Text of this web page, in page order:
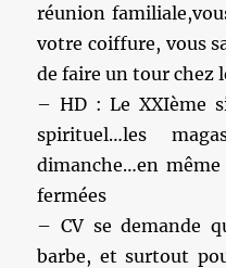
réunion
votre coiffure, vous
de faire un tour chez
– HD : Le XXIème
spirituel…les
dimanche…en
fermées
– CV se demande
barbe, et surtout